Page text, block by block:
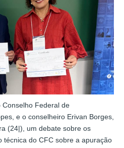
Conselho Federal de
e o conselheiro Erivan Borges,
(24|), um debate sobre os
técnica do CFC sobre a apuração